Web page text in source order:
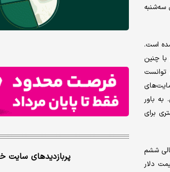
سه‌شنبه
است.
چنین
توانست
به باور
برای
ششم
دلار
پربازدیدهای سایت